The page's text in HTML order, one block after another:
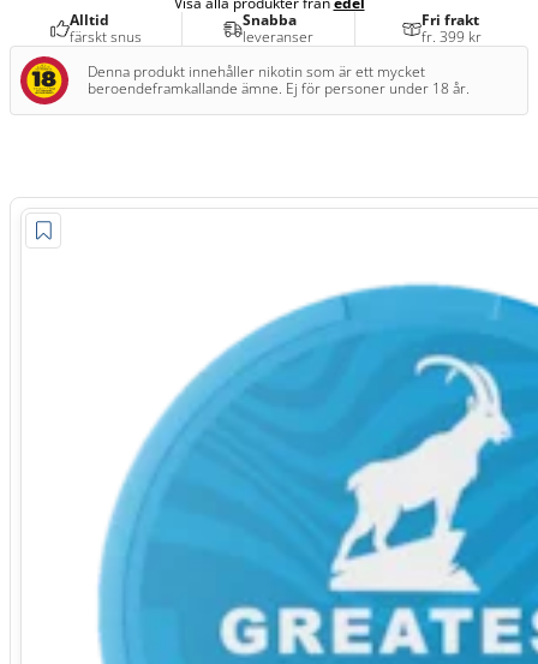
Alltid
färskt snus
Snabba
leveranser
Fri frakt
fr. 399 kr
Denna produkt innehåller nikotin som är ett mycket
beroendeframkallande ämne. Ej för personer under 18 år.